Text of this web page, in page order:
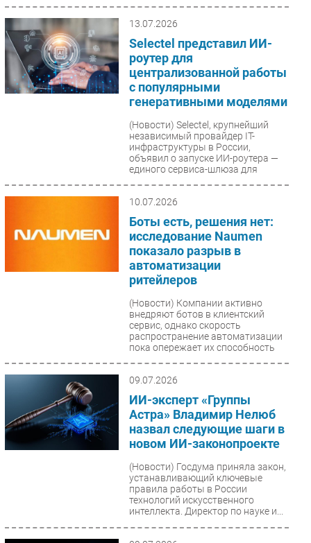
13.07.2026
Selectel представил ИИ-
роутер для
централизованной работы
с популярными
генеративными моделями
(Новости) Selectel, крупнейший
независимый провайдер IT-
инфраструктуры в России,
объявил о запуске ИИ-роутера —
единого сервиса-шлюза для
10.07.2026
Боты есть, решения нет:
исследование Naumen
показало разрыв в
автоматизации
ритейлеров
(Новости) Компании активно
внедряют ботов в клиентский
сервис, однако скорость
распространение автоматизации
пока опережает их способность
09.07.2026
ИИ-эксперт «Группы
Астра» Владимир Нелюб
назвал следующие шаги в
новом ИИ-законопроекте
(Новости) Госдума приняла закон,
устанавливающий ключевые
правила работы в России
технологий искусственного
интеллекта. Директор по науке и...